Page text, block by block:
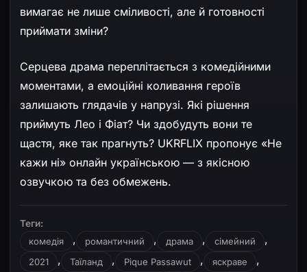
вимагає не лише сміливості, але й готовності
приймати зміни?
Серцева драма переплітається з комедійними
моментами, а емоційні коливання героїв
залишають глядачів у напрузі. Які рішення
приймуть Лео і Фіат? Чи здобудуть вони те
щастя, яке так прагнуть? UKRFLIX пропонує «Не
кажи ні» онлайн українською — з якісною
озвучкою та без обмежень.
Теги:
комедія
, романтичний , драма , сімейний ,
2021 , Таїланд , Pique Passawut , яскраве ,